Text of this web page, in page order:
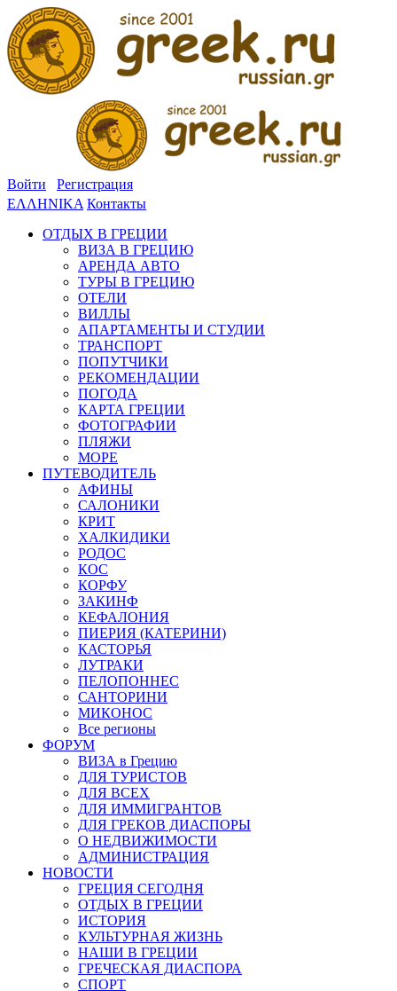
Войти
Регистрация
ΕΛΛΗΝΙΚΑ Контакты
ОТДЫХ В ГРЕЦИИ
ВИЗА В ГРЕЦИЮ
АРЕНДА АВТО
ТУРЫ В ГРЕЦИЮ
ОТЕЛИ
ВИЛЛЫ
АПАРТАМЕНТЫ И СТУДИИ
ТРАНСПОРТ
ПОПУТЧИКИ
РЕКОМЕНДАЦИИ
ПОГОДА
КАРТА ГРЕЦИИ
ФОТОГРАФИИ
ПЛЯЖИ
МОРЕ
ПУТЕВОДИТЕЛЬ
АФИНЫ
САЛОНИКИ
КРИТ
ХАЛКИДИКИ
РОДОС
КОС
КОРФУ
ЗАКИНФ
КЕФАЛОНИЯ
ПИЕРИЯ (КАТЕРИНИ)
КАСТОРЬЯ
ЛУТРАКИ
ПЕЛОПОННЕС
САНТОРИНИ
МИКОНОС
Все регионы
ФОРУМ
ВИЗА в Грецию
ДЛЯ ТУРИСТОВ
ДЛЯ ВСЕХ
ДЛЯ ИММИГРАНТОВ
ДЛЯ ГРЕКОВ ДИАСПОРЫ
О НЕДВИЖИМОСТИ
АДМИНИСТРАЦИЯ
НОВОСТИ
ГРЕЦИЯ СЕГОДНЯ
ОТДЫХ В ГРЕЦИИ
ИСТОРИЯ
КУЛЬТУРНАЯ ЖИЗНЬ
НАШИ В ГРЕЦИИ
ГРЕЧЕСКАЯ ДИАСПОРА
СПОРТ